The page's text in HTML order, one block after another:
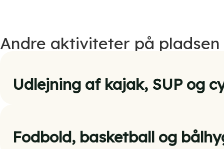
Andre aktiviteter på pladsen
Udlejning af kajak, SUP og
Fodbold, basketball og